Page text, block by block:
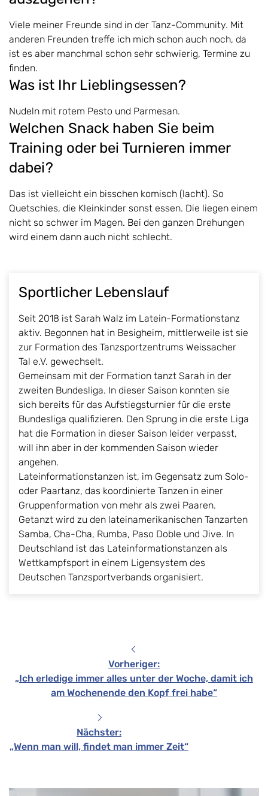
Viele meiner Freunde sind in der Tanz-Community. Mit
anderen Freunden treffe ich mich schon auch noch, da
ist es aber manchmal schon sehr schwierig, Termine zu
finden.
Was ist Ihr Lieblingsessen?
Nudeln mit rotem Pesto und Parmesan.
Welchen Snack haben Sie beim
Training oder bei Turnieren immer
dabei?
Das ist vielleicht ein bisschen komisch (lacht). So
Quetschies, die Kleinkinder sonst essen. Die liegen einem
nicht so schwer im Magen. Bei den ganzen Drehungen
wird einem dann auch nicht schlecht.
Sportlicher Lebenslauf
Seit 2018 ist Sarah Walz im Latein-Formationstanz
aktiv. Begonnen hat in Besigheim, mittlerweile ist sie
zur Formation des Tanzsportzentrums Weissacher
Tal e.V. gewechselt.
Gemeinsam mit der Formation tanzt Sarah in der
zweiten Bundesliga. In dieser Saison konnten sie
sich bereits für das Aufstiegsturnier für die erste
Bundesliga qualifizieren. Den Sprung in die erste Liga
hat die Formation in dieser Saison leider verpasst,
will ihn aber in der kommenden Saison wieder
angehen.
Lateinformationstanzen ist, im Gegensatz zum Solo-
oder Paartanz, das koordinierte Tanzen in einer
Gruppenformation von mehr als zwei Paaren.
Getanzt wird zu den lateinamerikanischen Tanzarten
Samba, Cha-Cha, Rumba, Paso Doble und Jive. In
Deutschland ist das Lateinformationstanzen als
Wettkampfsport in einem Ligensystem des
Deutschen Tanzsportverbands organisiert.
Vorheriger:
„Ich erledige immer alles unter der Woche, damit ich
am Wochenende den Kopf frei habe“
Nächster:
„Wenn man will, findet man immer Zeit“